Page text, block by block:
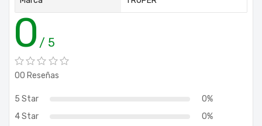
0 / 5
00 Reseñas
5 Star
0%
4 Star
0%